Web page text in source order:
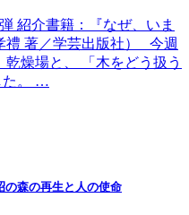
紹介書籍：『なぜ、いま
禮 著／学芸出版社） 今週
燥場と、 「木をどう扱う
た。 …
の森の再生と人の使命